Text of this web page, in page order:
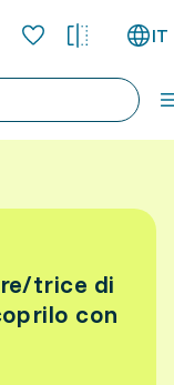
IT
trice di
con